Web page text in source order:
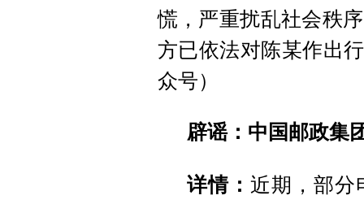
慌，严重扰乱社会秩
方已依法对陈某作出
众号）
辟谣：中国邮政集
详情： 近期，部分